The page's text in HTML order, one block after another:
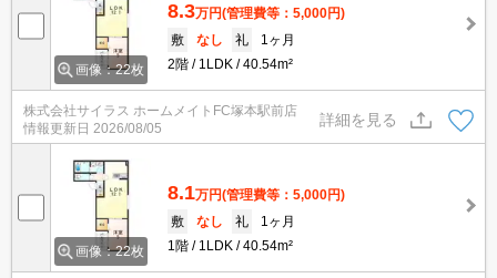
画像：22枚
8.3万円(管理費等：5,000円)
敷
なし 礼
1ヶ月
2階
1LDK 40.54m²
株式会社サイラス ホームメイトFC塚本駅前店
情報更新日 2026/08/05
詳細を見る
画像：22枚
8.1万円(管理費等：5,000円)
敷
なし 礼
1ヶ月
1階
1LDK 40.54m²